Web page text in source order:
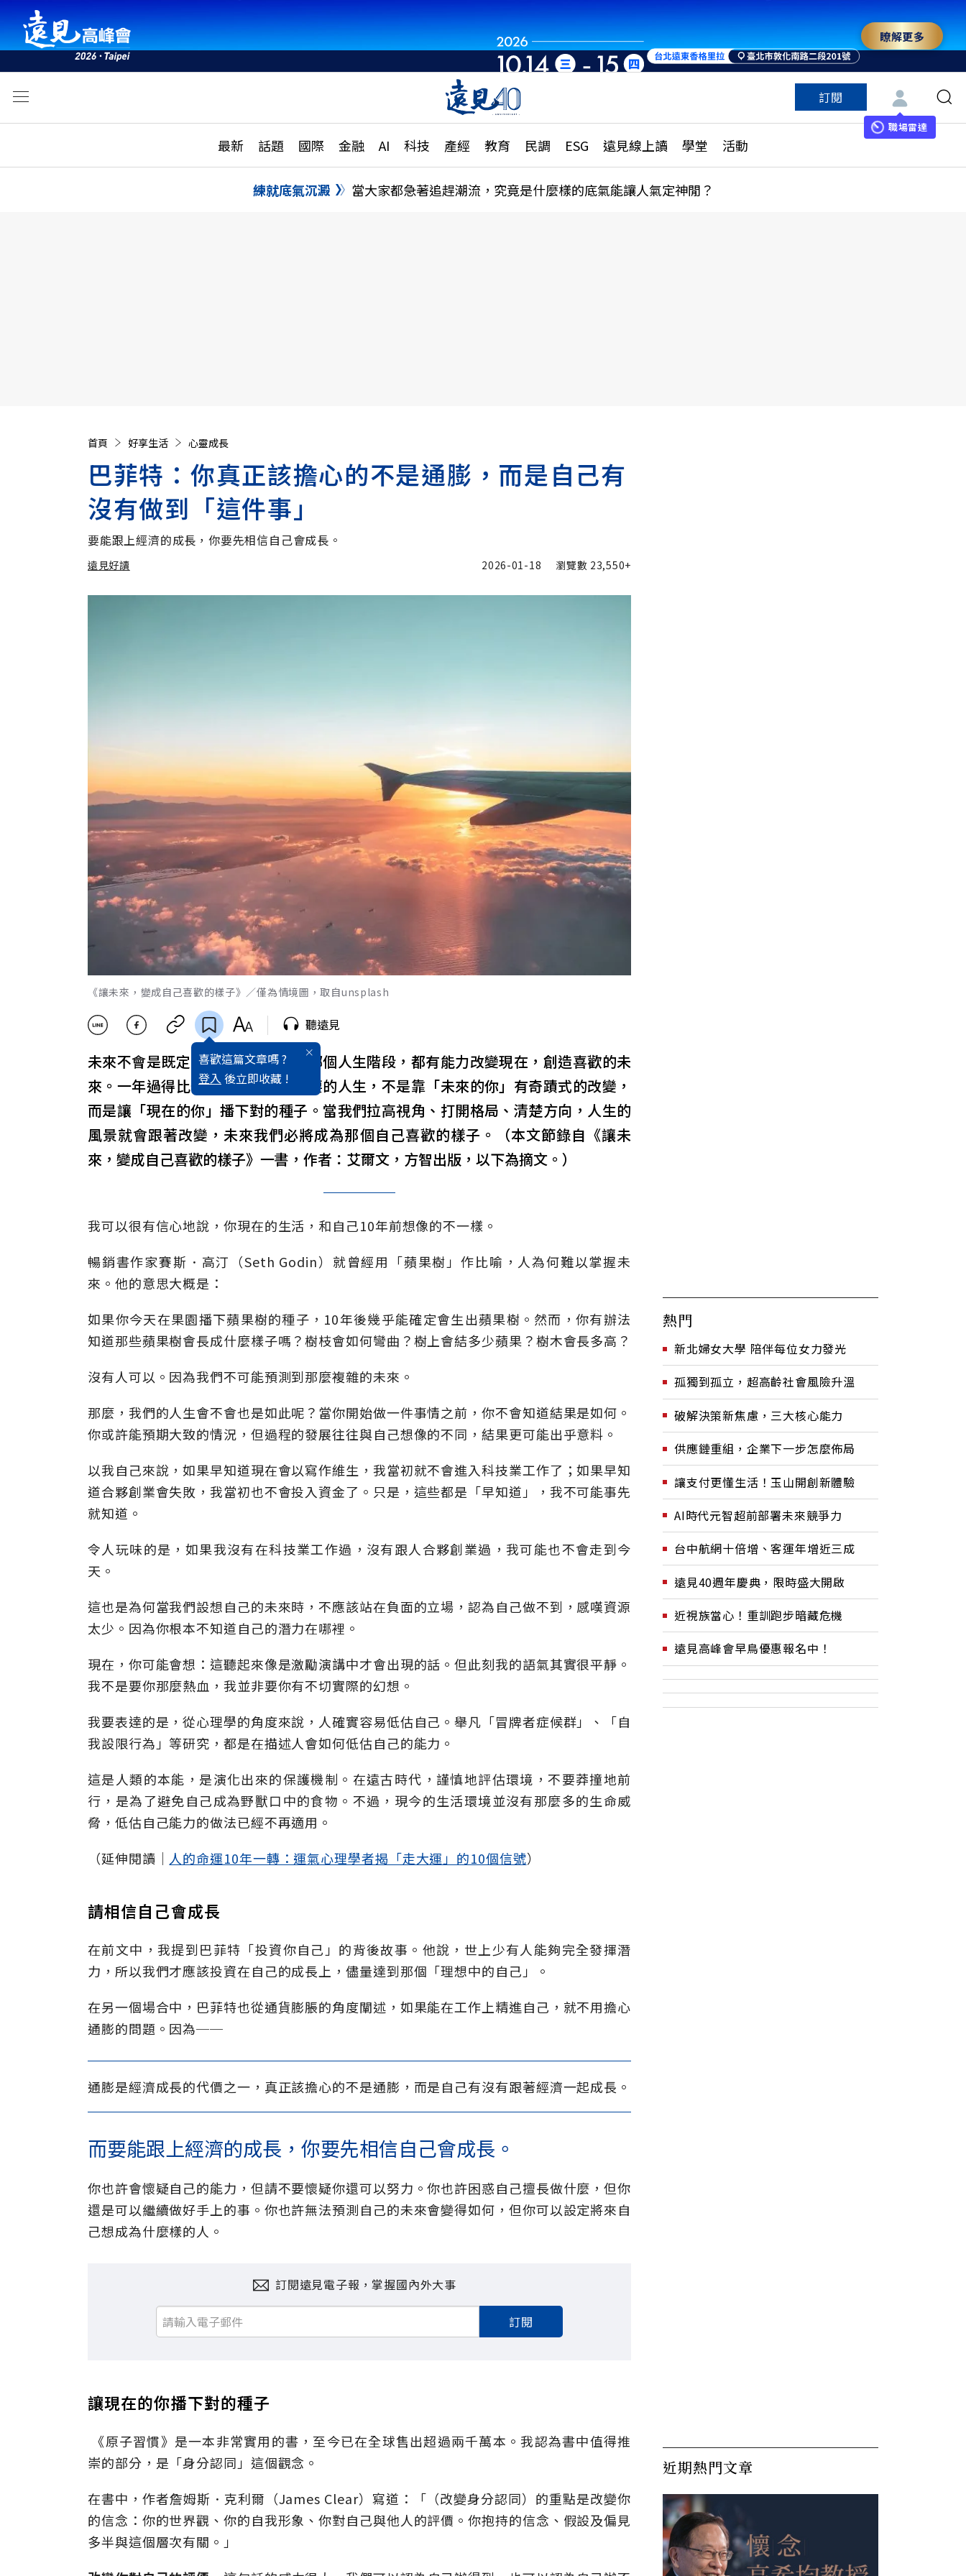
瞭解更多
訂閱
職場雷達
最新 話題 國際 金融 AI 科技 產經 教育 民調 ESG 遠見線上讀 學堂 活動
活動
話題
國際
特輯
大學升學、職涯攻略
縣市施政調查全解析
民調
更多訂閱方案
特色頻道
練就底氣沉澱 當大家都急著追趕潮流，究竟是什麼樣的底氣能讓人氣定神閒？
首頁 好享生活 心靈成長
巴菲特：你真正該擔心的不是通膨，而是自己有
沒有做到「這件事」
要能跟上經濟的成長，你要先相信自己會成長。
遠見好讀 2026-01-18 瀏覽數 23,550+
《讓未來，變成自己喜歡的樣子》／僅為情境圖，取自unsplash
喜歡這篇文章嗎 ?
登入 後立即收藏 !
聽遠見
未來不會是既定的樣子，無論處在哪個人生階段，都有能力改變現在，創造喜歡的未
來。一年過得比一年好、活出你想要的人生，不是靠「未來的你」有奇蹟式的改變，
而是讓「現在的你」播下對的種子。當我們拉高視角、打開格局、清楚方向，人生的
風景就會跟著改變，未來我們必將成為那個自己喜歡的樣子。（本文節錄自《讓未
來，變成自己喜歡的樣子》一書，作者：艾爾文，方智出版，以下為摘文。）
我可以很有信心地說，你現在的生活，和自己10年前想像的不一樣。
暢銷書作家賽斯．高汀（Seth Godin）就曾經用「蘋果樹」作比喻，人為何難以掌握未
來。他的意思大概是：
如果你今天在果園播下蘋果樹的種子，10年後幾乎能確定會生出蘋果樹。然而，你有辦法
知道那些蘋果樹會長成什麼樣子嗎？樹枝會如何彎曲？樹上會結多少蘋果？樹木會長多高？
沒有人可以。因為我們不可能預測到那麼複雜的未來。
那麼，我們的人生會不會也是如此呢？當你開始做一件事情之前，你不會知道結果是如何。
你或許能預期大致的情況，但過程的發展往往與自己想像的不同，結果更可能出乎意料。
以我自己來說，如果早知道現在會以寫作維生，我當初就不會進入科技業工作了；如果早知
道合夥創業會失敗，我當初也不會投入資金了。只是，這些都是「早知道」，我不可能事先
就知道。
令人玩味的是，如果我沒有在科技業工作過，沒有跟人合夥創業過，我可能也不會走到今
天。
這也是為何當我們設想自己的未來時，不應該站在負面的立場，認為自己做不到，感嘆資源
太少。因為你根本不知道自己的潛力在哪裡。
現在，你可能會想：這聽起來像是激勵演講中才會出現的話。但此刻我的語氣其實很平靜。
我不是要你那麼熱血，我並非要你有不切實際的幻想。
我要表達的是，從心理學的角度來說，人確實容易低估自己。舉凡「冒牌者症候群」、「自
我設限行為」等研究，都是在描述人會如何低估自己的能力。
這是人類的本能，是演化出來的保護機制。在遠古時代，謹慎地評估環境，不要莽撞地前
行，是為了避免自己成為野獸口中的食物。不過，現今的生活環境並沒有那麼多的生命威
脅，低估自己能力的做法已經不再適用。
（延伸閱讀│ 人的命運10年一轉：運氣心理學者揭「走大運」的10個信號）
請相信自己會成長
在前文中，我提到巴菲特「投資你自己」的背後故事。他說，世上少有人能夠完全發揮潛
力，所以我們才應該投資在自己的成長上，儘量達到那個「理想中的自己」。
在另一個場合中，巴菲特也從通貨膨脹的角度闡述，如果能在工作上精進自己，就不用擔心
通膨的問題。因為──
通膨是經濟成長的代價之一，真正該擔心的不是通膨，而是自己有沒有跟著經濟一起成長。
而要能跟上經濟的成長，你要先相信自己會成長。
你也許會懷疑自己的能力，但請不要懷疑你還可以努力。你也許困惑自己擅長做什麼，但你
還是可以繼續做好手上的事。你也許無法預測自己的未來會變得如何，但你可以設定將來自
己想成為什麼樣的人。
訂閱遠見電子報，掌握國內外大事
訂閱
讓現在的你播下對的種子
《原子習慣》是一本非常實用的書，至今已在全球售出超過兩千萬本。我認為書中值得推
崇的部分，是「身分認同」這個觀念。
在書中，作者詹姆斯．克利爾（James Clear）寫道：「（改變身分認同）的重點是改變你
的信念：你的世界觀、你的自我形象、你對自己與他人的評價。你抱持的信念、假設及偏見
多半與這個層次有關。」
熱門
新北婦女大學 陪伴每位女力發光
孤獨到孤立，超高齡社會風險升溫
破解決策新焦慮，三大核心能力
供應鏈重組，企業下一步怎麼佈局
讓支付更懂生活！玉山開創新體驗
AI時代元智超前部署未來競爭力
台中航網十倍增、客運年增近三成
遠見40週年慶典，限時盛大開啟
近視族當心！重訓跑步暗藏危機
遠見高峰會早鳥優惠報名中！
近期熱門文章